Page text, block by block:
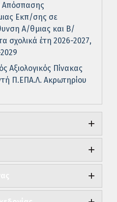
Απόσπασης
Εκπ/σης σε
Α/θμιας και Β/
σχολικά έτη 2026-2027,
Αξιολογικός Πίνακας
Π.ΕΠΑ.Λ. Ακρωτηρίου